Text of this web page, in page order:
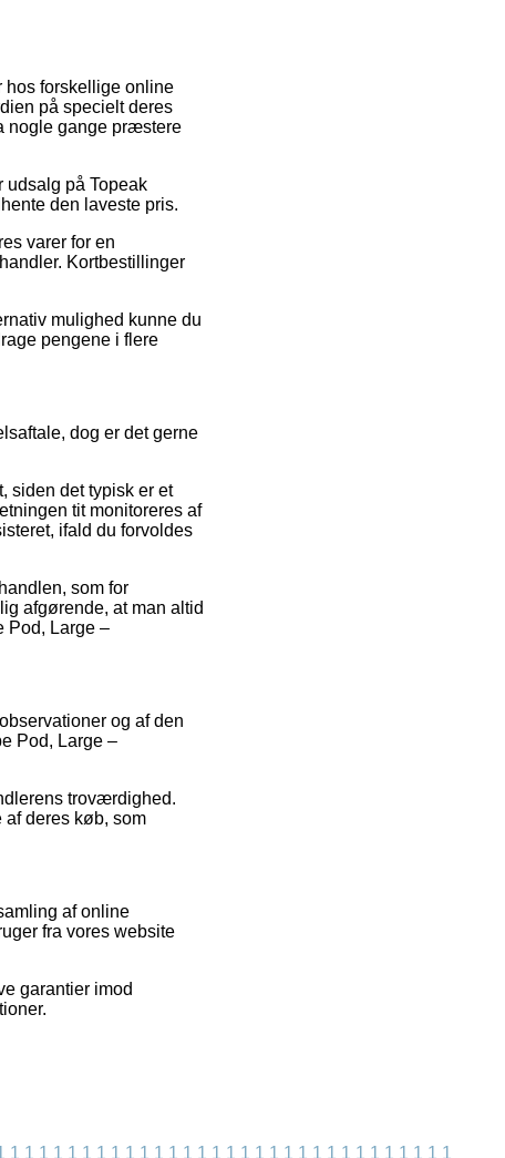
hos forskellige online
på specielt deres
nogle gange præstere
udsalg på Topeak
den laveste pris.
varer for en
Kortbestillinger
mulighed kunne du
pengene i flere
dog er det gerne
siden det typisk er et
tit monitoreres af
ifald du forvoldes
som for
afgørende, at man altid
Pod, Large –
og af den
Pod, Large –
troværdighed.
af deres køb, som
af online
fra vores website
garantier imod
1 1 1 1 1 1 1 1 1 1 1 1 1 1 1 1 1 1 1 1 1 1 1 1 1 1 1 1 1 1 1